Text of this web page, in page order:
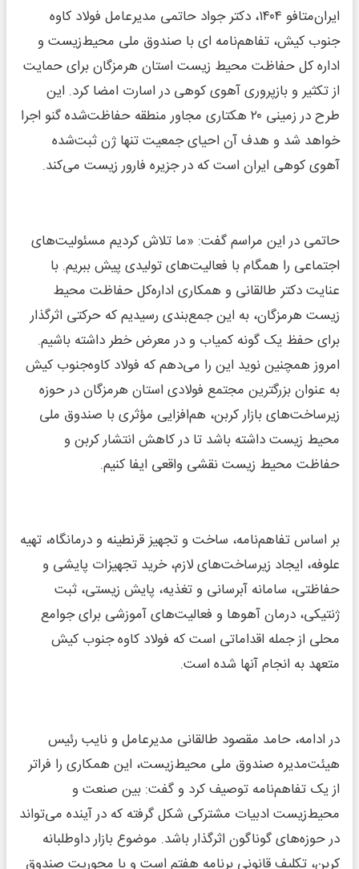
ایران‌متافو ۱۴۰۴، دکتر جواد حاتمی مدیرعامل فولاد کاوه
جنوب کیش، تفاهم‌نامه ای با صندوق ملی محیط‌زیست و
اداره کل حفاظت محیط زیست استان هرمزگان برای حمایت
از تکثیر و بازپروری آهوی کوهی در اسارت امضا کرد. این
طرح در زمینی ۲۰ هکتاری مجاور منطقه حفاظت‌شده گنو اجرا
خواهد شد و هدف آن احیای جمعیت تنها ژن ثبت‌شده
آهوی کوهی ایران است که در جزیره فارور زیست می‌کند.
حاتمی در این مراسم گفت: «ما تلاش کردیم مسئولیت‌های
اجتماعی را همگام با فعالیت‌های تولیدی پیش ببریم. با
عنایت دکتر طالقانی و همکاری اداره‌کل حفاظت محیط
زیست هرمزگان، به این جمع‌بندی رسیدیم که حرکتی اثرگذار
برای حفظ یک گونه کمیاب و در معرض خطر داشته باشیم.
امروز همچنین نوید این را می‌دهم که فولاد کاوه‌جنوب کیش
به عنوان بزرگترین مجتمع فولادی استان هرمزگان در حوزه
زیرساخت‌های بازار کربن، هم‌افزایی مؤثری با صندوق ملی
محیط زیست داشته باشد تا در کاهش انتشار کربن و
حفاظت محیط زیست نقشی واقعی ایفا کنیم.
بر اساس تفاهم‌نامه، ساخت و تجهیز قرنطینه و درمانگاه، تهیه
علوفه، ایجاد زیرساخت‌های لازم، خرید تجهیزات پایشی و
حفاظتی، سامانه آبرسانی و تغذیه، پایش زیستی، ثبت
ژنتیکی، درمان آهوها و فعالیت‌های آموزشی برای جوامع
محلی از جمله اقداماتی است که فولاد کاوه جنوب کیش
متعهد به انجام آنها شده است.
در ادامه، حامد مقصود طالقانی مدیرعامل و نایب رئیس
هیئت‌مدیره صندوق ملی محیط‌زیست، این همکاری را فراتر
از یک تفاهم‌نامه توصیف کرد و گفت: بین صنعت و
محیط‌زیست ادبیات مشترکی شکل گرفته که در آینده می‌تواند
در حوزه‌های گوناگون اثرگذار باشد. موضوع بازار داوطلبانه
کربن، تکلیف قانونی برنامه هفتم است و با محوریت صندوق